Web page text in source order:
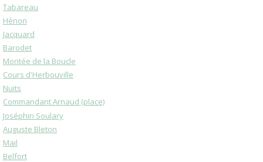
Tabareau
Hénon
Jacquard
Barodet
Montée de la Boucle
Cours d'Herbouville
Nuits
Commandant Arnaud (place)
Joséphin Soulary
Auguste Bleton
Mail
Belfort